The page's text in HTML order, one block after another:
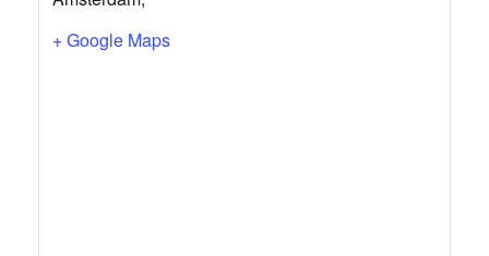
+ Google Maps